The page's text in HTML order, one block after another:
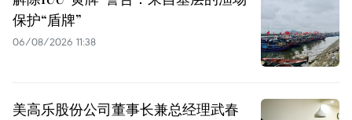
保护“盾牌”
06/08/2026 11:38
美高乐股份公司董事长兼总经理武春